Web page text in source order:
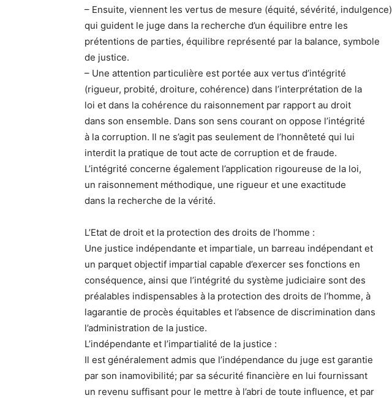
– Ensuite, viennent les vertus de mesure (équité, sévérité, indulgence)
qui guident le juge dans la recherche d’un équilibre entre les
prétentions de parties, équilibre représenté par la balance, symbole
de justice.
– Une attention particulière est portée aux vertus d’intégrité
(rigueur, probité, droiture, cohérence) dans l’interprétation de la
loi et dans la cohérence du raisonnement par rapport au droit
dans son ensemble. Dans son sens courant on oppose l’intégrité
à la corruption. Il ne s’agit pas seulement de l’honnêteté qui lui
interdit la pratique de tout acte de corruption et de fraude.
L’intégrité concerne également l’application rigoureuse de la loi,
un raisonnement méthodique, une rigueur et une exactitude
dans la recherche de la vérité.
L’Etat de droit et la protection des droits de l’homme :
Une justice indépendante et impartiale, un barreau indépendant et
un parquet objectif impartial capable d’exercer ses fonctions en
conséquence, ainsi que l’intégrité du système judiciaire sont des
préalables indispensables à la protection des droits de l’homme, à
lagarantie de procès équitables et l’absence de discrimination dans
l’administration de la justice.
L’indépendante et l’impartialité de la justice :
Il est généralement admis que l’indépendance du juge est garantie
par son inamovibilité; par sa sécurité financière en lui fournissant
un revenu suffisant pour le mettre à l’abri de toute influence, et par